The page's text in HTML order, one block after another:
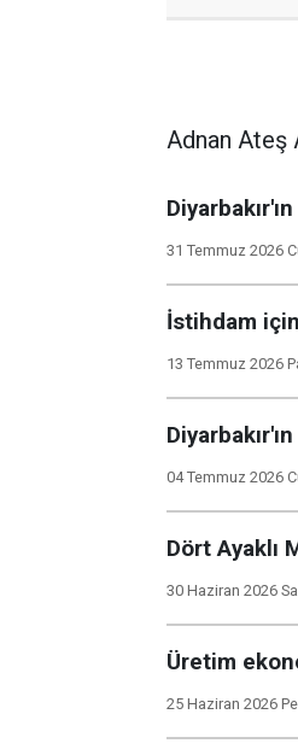
Adnan Ateş
31 Temmuz 2026
İstihdam
13 Temmuz 2026
04 Temmuz 2026
Dört Ayaklı
30 Haziran 2026
Üretim
25 Haziran 2026